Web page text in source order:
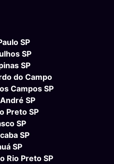
SP
SP
SP
do Campo
Campos SP
SP
Preto SP
SP
SP
SP
Rio Preto SP